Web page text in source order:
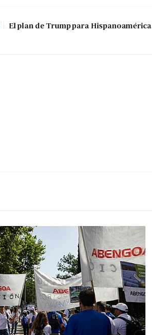
El plan de Trump para Hispanoamérica